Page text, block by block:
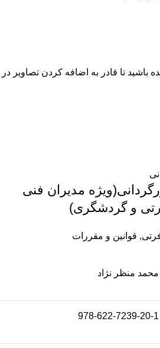
باشید تا قادر به اضافه کردن تصاویر در
مدیران فنی
و گردشگری)
, قوانین و مقررات
محمد منظر نژاد
978-622-7239-20-1